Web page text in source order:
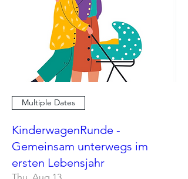
Multiple Dates
KinderwagenRunde -
Gemeinsam unterwegs im
ersten Lebensjahr
Thu, Aug 13